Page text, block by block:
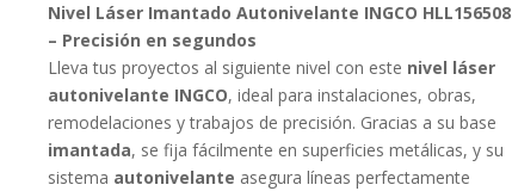
Nivel Láser Imantado Autonivelante INGCO HLL156508
– Precisión en segundos
Lleva tus proyectos al siguiente nivel con este nivel láser
autonivelante INGCO, ideal para instalaciones, obras,
remodelaciones y trabajos de precisión. Gracias a su base
imantada, se fija fácilmente en superficies metálicas, y su
sistema autonivelante asegura líneas perfectamente